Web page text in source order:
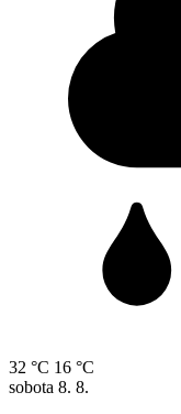
32 °C 16 °C
sobota 8. 8.